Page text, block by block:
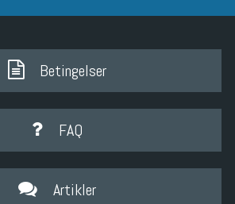
Betingelser
FAQ
Artikler